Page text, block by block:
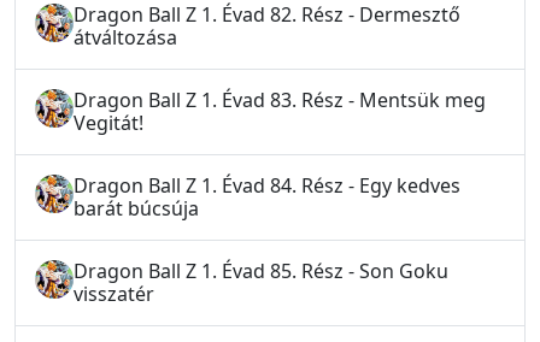
Dragon Ball Z 1. Évad 82. Rész - Dermesztő
átváltozása
Dragon Ball Z 1. Évad 83. Rész - Mentsük meg
Vegitát!
Dragon Ball Z 1. Évad 84. Rész - Egy kedves
barát búcsúja
Dragon Ball Z 1. Évad 85. Rész - Son Goku
visszatér